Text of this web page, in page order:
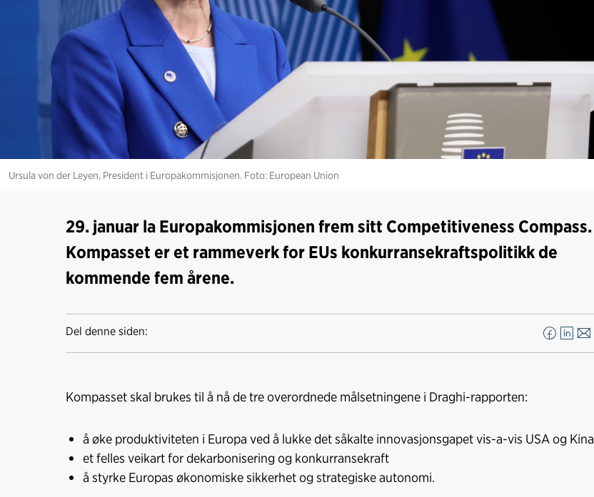
Ursula von der Leyen, President i Europakommisjonen. Foto: European Union
29. januar la Europakommisjonen frem sitt Competitiveness Compass.
Kompasset er et rammeverk for EUs konkurransekraftspolitikk de
kommende fem årene.
Del denne siden:
F
a
o
L
i
I
E
-
Kompasset skal brukes til å nå de tre overordnede målsetningene i Draghi-rapporten:
å øke produktiviteten i Europa ved å lukke det såkalte innovasjonsgapet vis-a-vis USA og Kina
et felles veikart for dekarbonisering og konkurransekraft
å styrke Europas økonomiske sikkerhet og strategiske autonomi.